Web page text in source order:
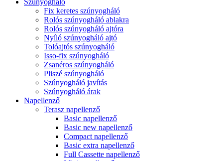
Szúnyogháló
Fix keretes szúnyogháló
Rolós szúnyogháló ablakra
Rolós szúnyogháló ajtóra
Nyíló szúnyogháló ajtó
Tolóajtós szúnyogháló
Isso-fix szúnyogháló
Zsanéros szúnyogháló
Pliszé szúnyogháló
Szúnyogháló javítás
Szúnyogháló árak
Napellenző
Terasz napellenző
Basic napellenző
Basic new napellenző
Compact napellenző
Basic extra napellenző
Full Cassette napellenző